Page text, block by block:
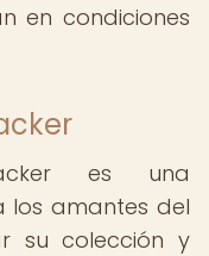
en condiciones
es una
los amantes del
su colección y